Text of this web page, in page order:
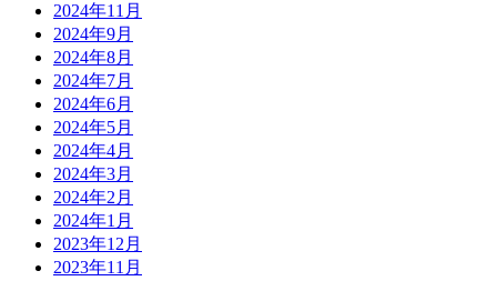
2024年11月
2024年9月
2024年8月
2024年7月
2024年6月
2024年5月
2024年4月
2024年3月
2024年2月
2024年1月
2023年12月
2023年11月